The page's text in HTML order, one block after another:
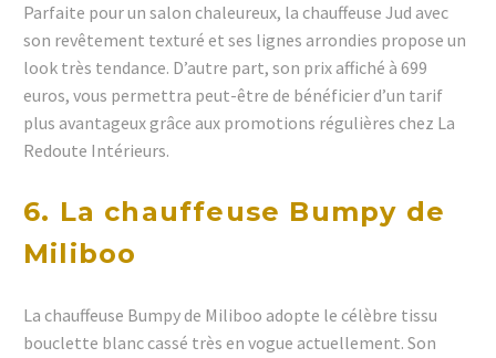
Parfaite pour un salon chaleureux, la chauffeuse Jud avec
son revêtement texturé et ses lignes arrondies propose un
look très tendance. D’autre part, son prix affiché à 699
euros, vous permettra peut-être de bénéficier d’un tarif
plus avantageux grâce aux promotions régulières chez La
Redoute Intérieurs.
6. La chauffeuse Bumpy de
Miliboo
La chauffeuse Bumpy de Miliboo adopte le célèbre tissu
bouclette blanc cassé très en vogue actuellement. Son